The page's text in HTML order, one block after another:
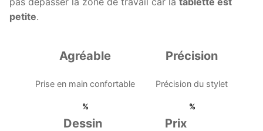
petite.
Agréable
Prise en main confortable
Précision
Précision du stylet
Dessin Prix